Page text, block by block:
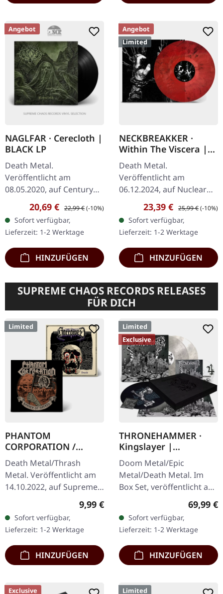
Angebot
NAGLFAR · Cerecloth |
BLACK LP
Death Metal.
Veröffentlicht am
08.05.2020, auf Century
Media Records.
Schwarzes Vinyl im
Gatefold-Cover. Die
schwedischen Black
Metal-Veteranen…
Verkaufspreis:
20,69 € Regulärer Preis:
22,99 €(-10%)
Sofort verfügbar,
Lieferzeit: 1-2 Werktage
HINZUFÜGEN
Angebot
Limited
NECKBREAKKER ·
Within The Viscera |
TRANSPARENT
RED/BLACK MARBLED
LP
Death Metal.
Veröffentlicht am
06.12.2024, auf Nuclear
Blast Records. Limitierte
Auflage auf
transparentem
rot/schwarz
marmoriertem Vinyl.
"Within…
Verkaufspreis:
23,39 € Regulärer Preis:
25,99 €(-10%)
Sofort verfügbar,
Lieferzeit: 1-2 Werktage
HINZUFÜGEN
SUPREME CHAOS RECORDS RELEASES
FÜR DICH
Limited
PHANTOM
CORPORATION /
HARROWED · Split |
DIGIPAK CD
Death Metal/Thrash
Metal. Veröffentlicht am
14.10.2022, auf Supreme
Chaos Records. Wende-
DigiPak mit je einer Band
auf einer Seite und 8-
seitigem…
Regulärer Preis:
9,99 €
Sofort verfügbar,
Lieferzeit: 1-2 Werktage
HINZUFÜGEN
Limited
Exclusive
THRONEHAMMER ·
Kingslayer |
EXCLUSIVE BOX SET
Doom Metal/Epic
Metal/Death Metal. Im
Box Set, veröffentlicht am
24.11.2023, auf Supreme
Chaos Records. Schwere
Holzbox mit speziellem
Schwarz in…
69,99 €
Sofort verfügbar,
Lieferzeit: 1-2 Werktage
HINZUFÜGEN
Exclusive Limited